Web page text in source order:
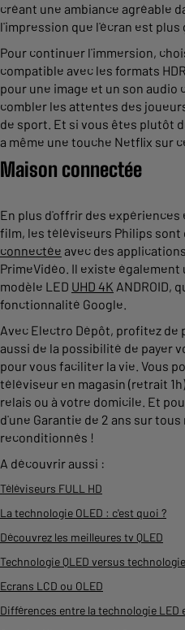
créant une ambiance agréable
l'impression que l'écran est plus
Pour continuer l'immersion,
compatible avec les formats
pour une image et un son audio
combler les attentes des
de sport. Et si vous êtes plutôt
a même une touche Netflix sur
Maison connectée
En plus d'offrir des expériences
film, les téléviseurs Philips
connectée avec des
PrimeVidéo. Il existe également
modèle LED UHD 4K ANDROID,
fonctionnalité Google.
Avec Electro Dépôt, profitez de
aussi de la possibilité de payer
pour vous faciliter la vie. Vous
téléviseur en magasin (retrait
relais ou à votre domicile. Et
d'une Garantie de 2 ans sur
reconditionnés !
A découvrir aussi :
Téléviseurs FULL HD
La technologie OLED : c'est quoi ?
Découvrez les meilleures tv QLED
Technologie QLED versus
Ecrans LCD ou OLED
Différences entre la technologie LED